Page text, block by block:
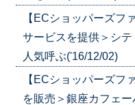
【ECショッパーズ
サービスを提供＞シ
人気呼ぶ('16/12/02)
【ECショッパーズ
を販売＞銀座カフェ